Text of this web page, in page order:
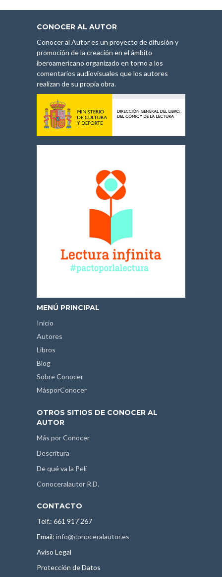
CONOCER AL AUTOR
Conocer al Autor es un proyecto de difusión y
promoción de la creación en el ámbito
iberoamericano organizado en torno a los
comentarios audiovisuales que los autores
realizan de su propia obra.
MENÚ PRINCIPAL
Inicio
Autores
Libros
Blog
Sobre Conocer
MásporConocer
OTROS SITIOS DE CONOCER AL
AUTOR
Más por Conocer
Descritura
De qué va la Peli
Conoceralautor R.D.
CONTACTO
Telf.: 661 917 267
Email: info@conoceralautor.es
Aviso Legal
Protección de Datos